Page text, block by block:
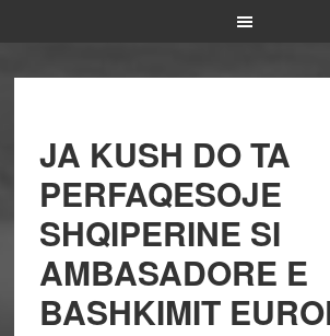
JA KUSH DO TA
PERFAQESOJE
SHQIPERINE SI
AMBASADORE E
BASHKIMIT